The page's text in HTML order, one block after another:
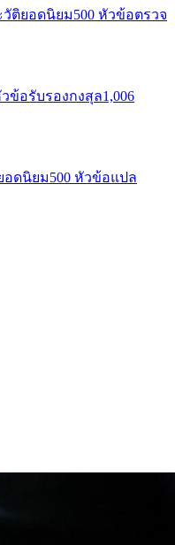
วัติยอดนิยม500 หัวข้อตรวจ
วข้อรับรองกงสุล1,006
อดนิยม500 หัวข้อแปล